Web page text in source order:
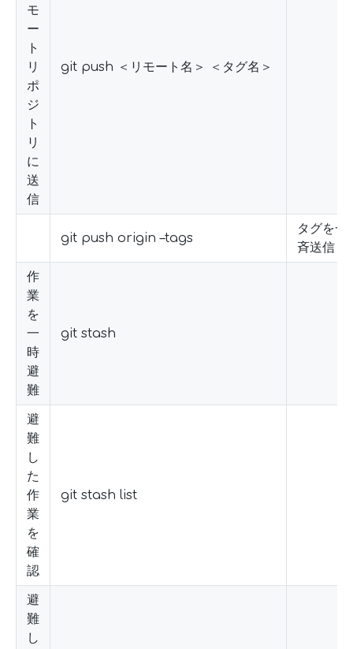
モ
ー
ト
リ
ポ
ジ
ト
リ
に
送
信
git push ＜リモート名＞ ＜タグ名＞
git push origin –tags
タグを一
斉送信
作
業
を
一
時
避
難
git stash
避
難
し
た
作
業
を
確
認
git stash list
避
難
し